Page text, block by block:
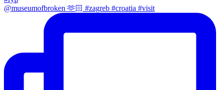
@museumofbroken 🫶🏻 #zagreb #croatia #visit